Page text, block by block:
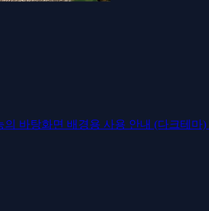
바탕화면 배경용 사용 안내 (다크테마)